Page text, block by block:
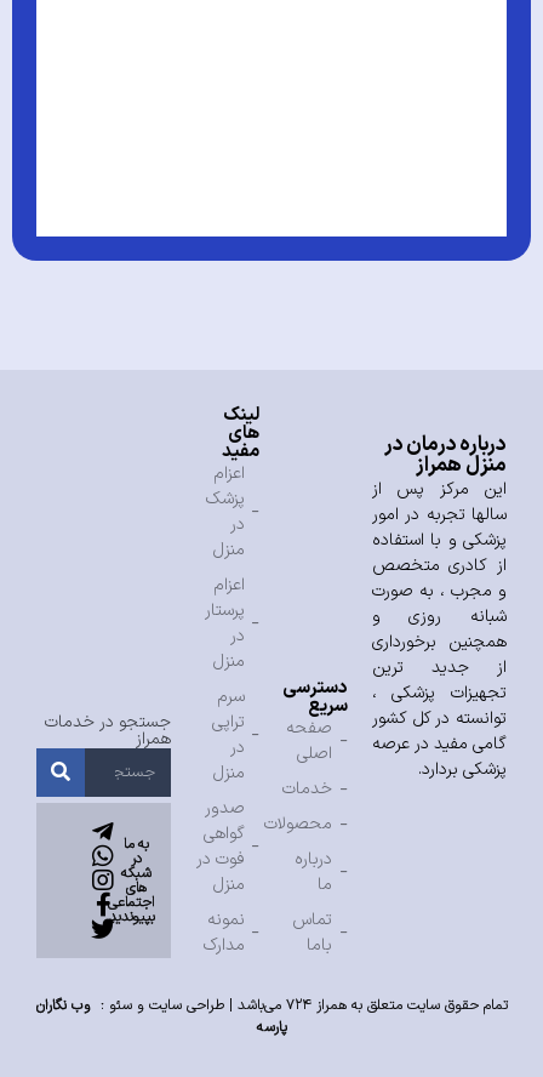
درباره درمان در
منزل همراز
این مرکز پس از
سالها تجربه در امور
پزشکی و با استفاده
از کادری متخصص
و مجرب ، به صورت
شبانه روزی و
همچنین برخورداری
از جدید ترین
تجهیزات پزشکی ،
توانسته در کل کشور
گامی مفید در عرصه
پزشکی بردارد.
دسترسی
سریع
صفحه
اصلی
خدمات
محصولات
درباره
ما
تماس
باما
لینک
های
مفید
اعزام
پزشک
در
منزل
اعزام
پرستار
در
منزل
سرم
تراپی
در
منزل
صدور
گواهی
فوت در
منزل
نمونه
مدارک
جستجو در خدمات
همراز
به ما
در
شبکه
های
اجتماعی
بپیوندید
تمام حقوق سایت متعلق به همراز ۷۲۴ می‌باشد | طراحی سایت وسئو :وب نگاران
پارسه